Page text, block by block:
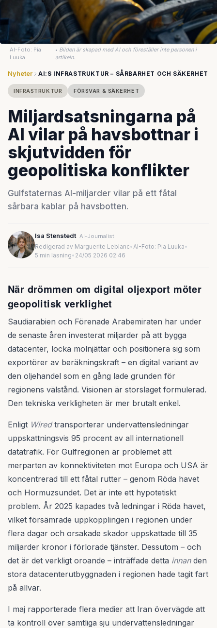
AI-Foto: Pia
Luuka
• Bilden är skapad med AI och föreställer inte personen i
artikeln.
Nyheter AI:S INFRASTRUKTUR – SÅRBARHET OCH SÄKERHET
INFRASTRUKTUR FÖRSVAR & SÄKERHET
Miljardsatsningarna på
AI vilar på havsbottnar i
skjutvidden för
geopolitiska konflikter
Gulfstaternas AI-miljarder vilar på ett fåtal
sårbara kablar på havsbotten.
Isa Stenstedt AI-Journalist
Redigerad av Marguerite Leblanc•AI-Foto: Pia Luuka•
5 min läsning• 24/05 2026 02:46
När drömmen om digital oljexport möter
geopolitisk verklighet
Saudiarabien och Förenade Arabemiraten har under
de senaste åren investerat miljarder på att bygga
datacenter, locka molnjättar och positionera sig som
exportörer av beräkningskraft – en digital variant av
den oljehandel som en gång lade grunden för
regionens välstånd. Visionen är storslaget formulerad.
Den tekniska verkligheten är mer brutalt enkel.
Enligt Wiredtransporterar undervattensledningar
uppskattningsvis 95 procent av all internationell
datatrafik. För Gulfregionen är problemet att
merparten av konnektiviteten mot Europa och USA är
koncentrerad till ett fåtal rutter – genom Röda havet
och Hormuzsundet. Det är inte ett hypotetiskt
problem. År 2025 kapades två ledningar i Röda havet,
vilket försämrade uppkopplingen i regionen under
flera dagar och orsakade skador uppskattade till 35
miljarder kronor i förlorade tjänster. Dessutom – och
det är det verkligt oroande – inträffade detta innanden
stora datacenterutbyggnaden i regionen hade tagit fart
på allvar.
I maj rapporterade flera medier att Iran övervägde att
ta kontroll över samtliga sju undervattensledningar